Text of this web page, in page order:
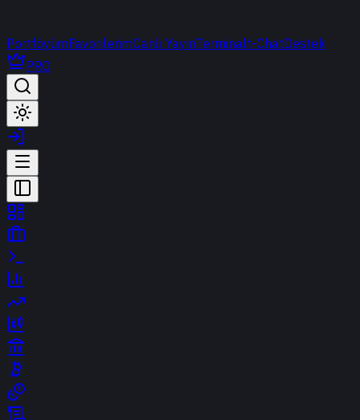
PortföyümFavorilerimCanlı YayınTerminalt-ChatDestek
PRO